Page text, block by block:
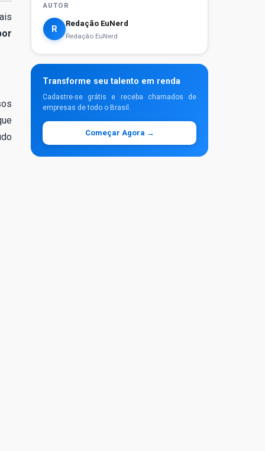
AUTOR
R
Redação EuNerd
Redação EuNerd
Transforme seu talento em renda
Cadastre-se grátis e receba chamados de
empresas de todo o Brasil.
Começar Agora →